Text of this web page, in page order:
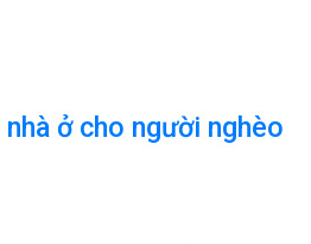
ở cho người nghèo